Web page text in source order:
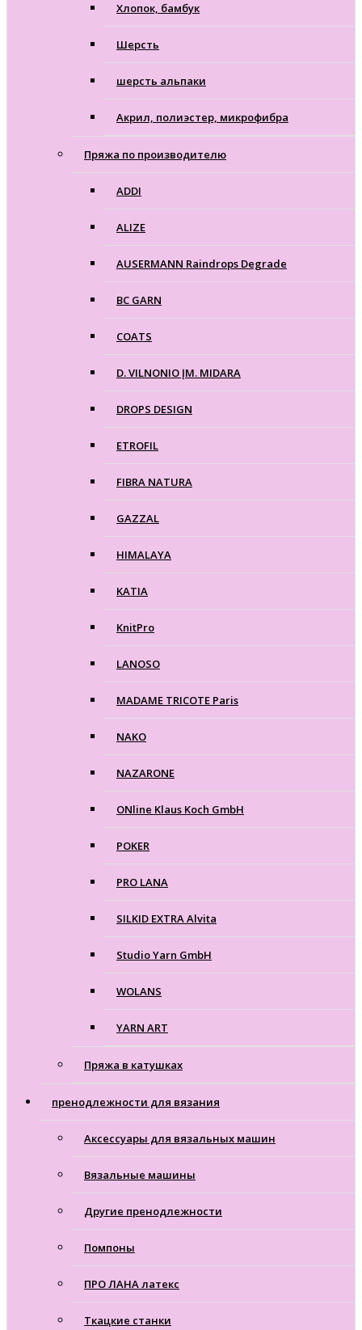
Хлопок, бамбук
Шерсть
шерсть альпаки
Акрил, полиэстер, микрофибра
Пряжа по производителю
ADDI
ALIZE
AUSERMANN Raindrops Degrade
BC GARN
COATS
D. VILNONIO ĮM. MIDARA
DROPS DESIGN
ETROFIL
FIBRA NATURA
GAZZAL
HIMALAYA
KATIA
KnitPro
LANOSO
MADAME TRICOTE Paris
NAKO
NAZARONE
ONline Klaus Koch GmbH
POKER
PRO LANA
SILKID EXTRA Alvita
Studio Yarn GmbH
WOLANS
YARN ART
Пряжа в катушках
пренодлежности для вязания
Аксессуары для вязальных машин
Вязальные машины
Другие пренодлежности
Помпоны
ПРО ЛАНА латекс
Ткацкие станки